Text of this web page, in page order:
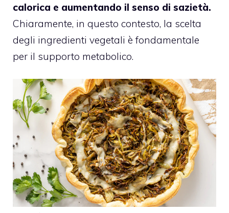
calorica e aumentando il senso di sazietà.
Chiaramente, in questo contesto, la scelta
degli ingredienti vegetali è fondamentale
per il supporto metabolico.